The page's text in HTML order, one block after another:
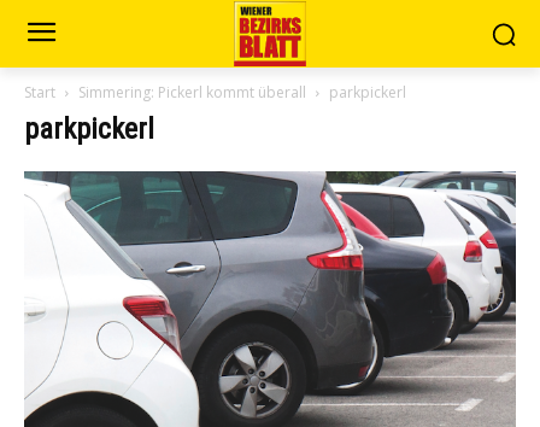
Start Simmering: Pickerl kommt überall parkpickerl
parkpickerl